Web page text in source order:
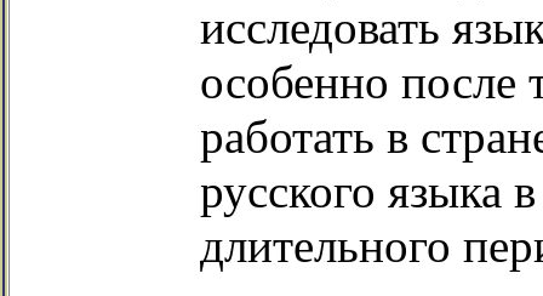
исследовать
особенно после
работать в
русского языка
длительного